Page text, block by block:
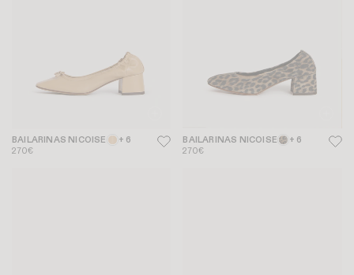
BAILARINAS NICOISE + 6
270€
BAILARINAS NICOISE + 6
270€